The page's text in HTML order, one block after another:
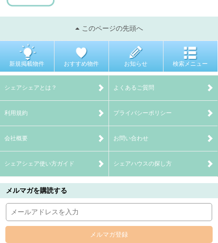
このページの先頭へ
新規掲載物件 おすすめ物件 お知らせ 検索メニュー
シェアシェアとは？ よくあるご質問
利用規約 プライバシーポリシー
会社概要 お問い合わせ
シェアシェア使い方ガイド シェアハウスの探し方
メルマガを購読する
メルマガ登録